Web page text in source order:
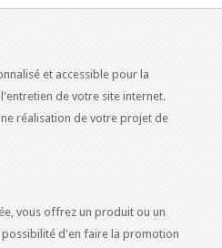
et accessible pour la
de votre site internet.
réalisation de votre projet de
vous offrez un produit ou un
d'en faire la promotion